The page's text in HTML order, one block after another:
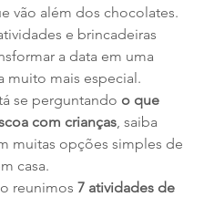
vão além dos chocolates.
e brincadeiras
a data em uma
muito mais especial.
se perguntando o que
com crianças, saiba
muitas opções simples de
casa.
reunimos 7 atividades de